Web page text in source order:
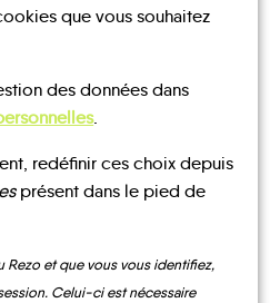
MOBILITE
que vous souhaitez
des données dans
.
redéfinir ces choix depuis
présent dans le pied de
Rezo et que vous vous identifiez,
Celui-ci est nécessaire